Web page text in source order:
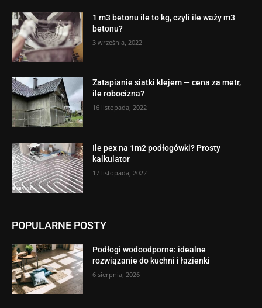
1 m3 betonu ile to kg, czyli ile waży m3
betonu?
3 września, 2022
Zatapianie siatki klejem — cena za metr,
ile robocizna?
16 listopada, 2022
Ile pex na 1m2 podłogówki? Prosty
kalkulator
17 listopada, 2022
POPULARNE POSTY
Podłogi wodoodporne: idealne
rozwiązanie do kuchni i łazienki
6 sierpnia, 2026